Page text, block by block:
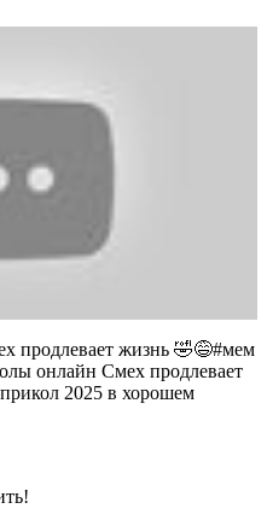
продлевает жизнь 🤣😅#мем
онлайн Смех продлевает
2025 в хорошем